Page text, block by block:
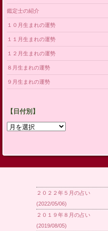
鑑定士の紹介
１０月生まれの運勢
１１月生まれの運勢
１２月生まれの運勢
８月生まれの運勢
９月生まれの運勢
【日付別】
【日
２０２２年５月の占い
(2022/05/06)
２０１９年８月の占い
(2019/08/05)